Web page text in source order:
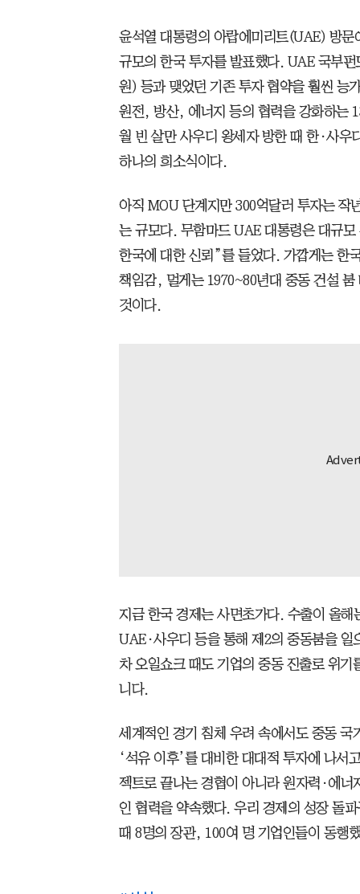
윤석열 대통령의 아랍에미리트(UAE) 방
규모의 한국 투자를 발표했다. UAE 국부
원) 등과 맺었던 기존 투자 협약을 훨씬 능
원전, 방산, 에너지 등의 협력을 강화하는
월 빈 살만 사우디 왕세자 방한 때 한·사우
하나의 희소식이다.
아직 MOU 단계지만 300억달러 투자는 작
는 규모다. 무함마드 UAE 대통령은 대규
한국에 대한 신뢰”를 들었다. 가깝게는 한
책임감, 멀게는 1970~80년대 중동 건설
것이다.
지금 한국 경제는 사면초가다. 수출이 올
UAE·사우디 등을 통해 제2의 중동붐을
차 오일쇼크 때도 기업의 중동 진출로 위
니다.
세계적인 경기 침체 우려 속에서도 중동
‘석유 이후’를 대비한 대대적 투자에 나서
젝트로 끝나는 경협이 아니라 원자력·에
인 협력을 약속했다. 우리 경제의 성장 돌
때 8명의 장관, 100여 명 기업인들이 동행